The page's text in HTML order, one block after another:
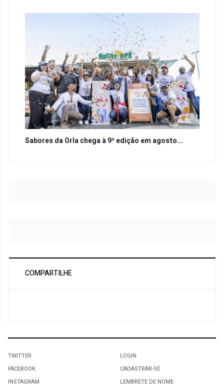
Sabores da Orla chega à 9ª edição em agosto...
COMPARTILHE
TWITTER
FACEBOOK
INSTAGRAM
LOGIN
CADASTRAR-SE
LEMBRETE DE NOME